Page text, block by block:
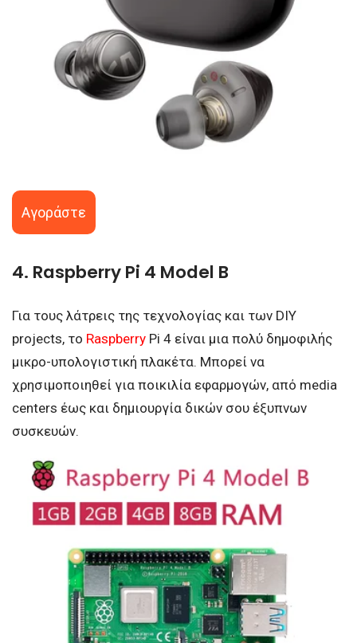
Αγοράστε
4. Raspberry Pi 4 Model B
Για τους λάτρεις της τεχνολογίας και των DIY
projects, το Raspberry Pi 4 είναι μια πολύ δημοφιλής
μικρο-υπολογιστική πλακέτα. Μπορεί να
χρησιμοποιηθεί για ποικιλία εφαρμογών, από media
centers έως και δημιουργία δικών σου έξυπνων
συσκευών.